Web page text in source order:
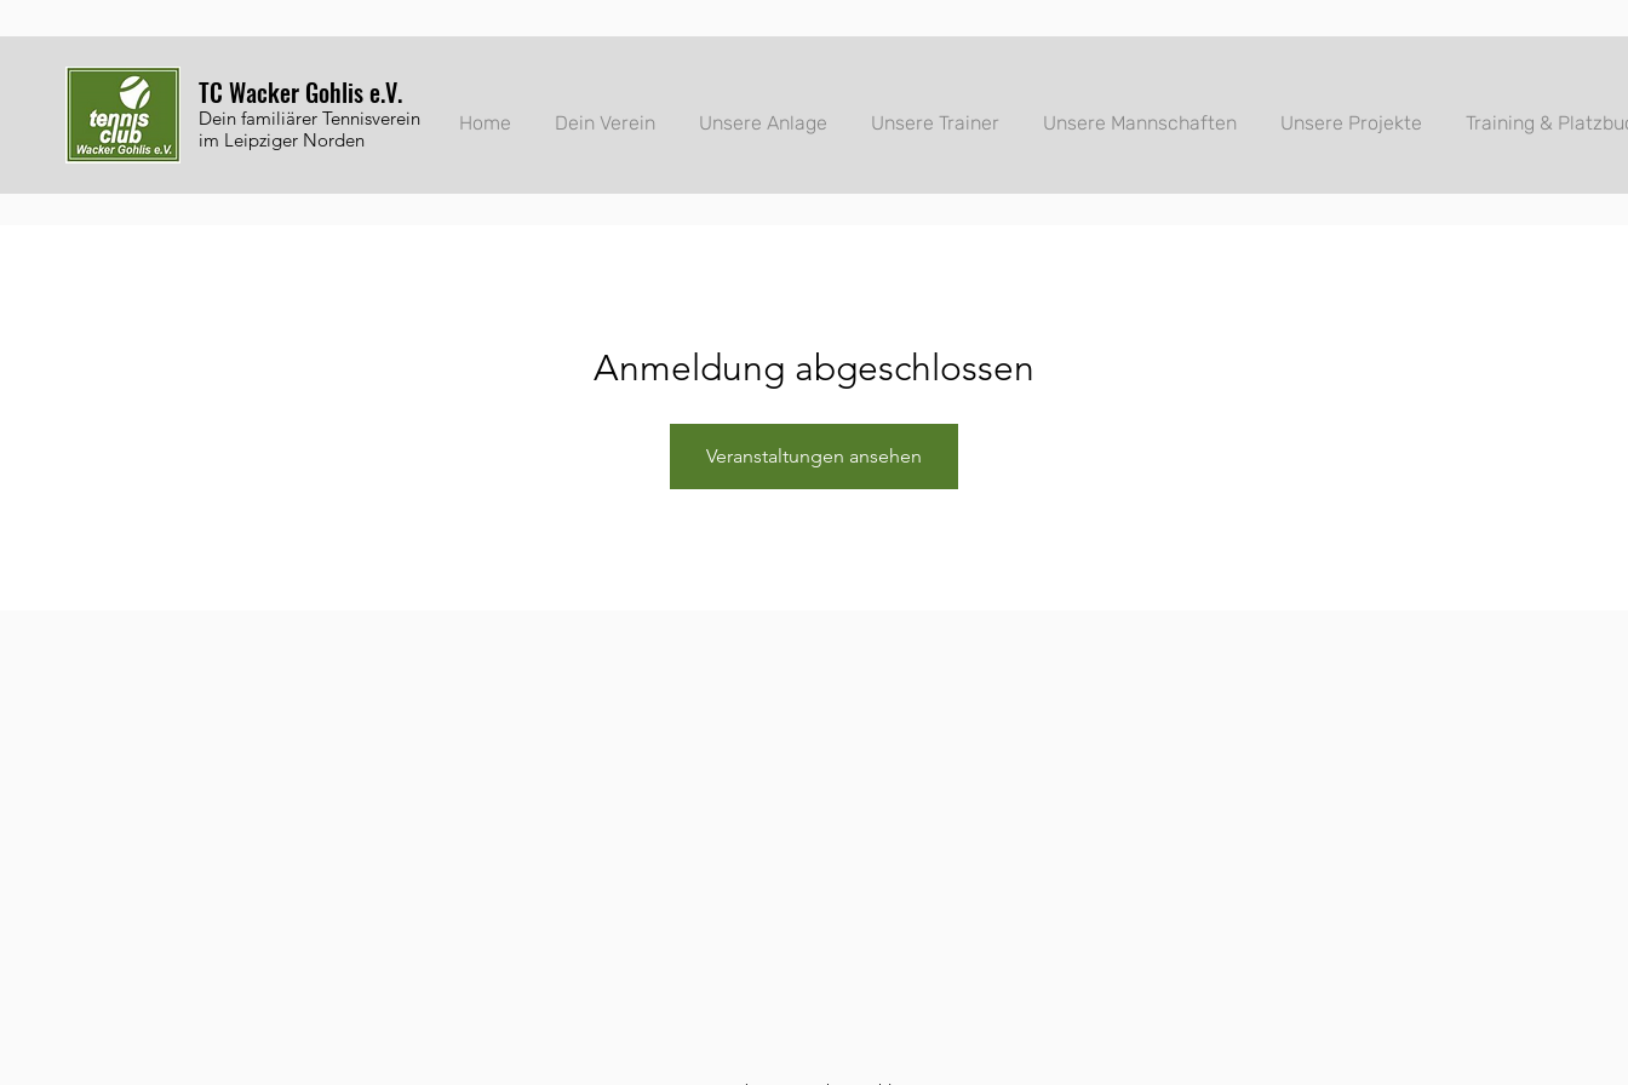
TC Wacker Gohlis e.V.
Dein familiärer Tennisverein
im Leipziger Norden
Home Dein Verein Unsere Anlage Unsere Trainer Unsere Mannschaften Unsere Projekte Training &
Anmeldung abgeschlossen
Veranstaltungen ansehen